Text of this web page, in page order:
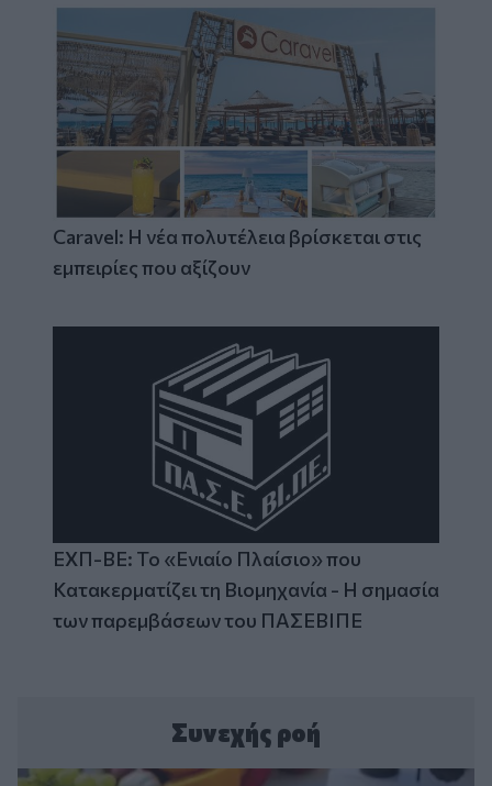
Caravel: Η νέα πολυτέλεια βρίσκεται στις
εμπειρίες που αξίζουν
ΕΧΠ-ΒΕ: Το «Ενιαίο Πλαίσιο» που
Κατακερματίζει τη Βιομηχανία - Η σημασία
των παρεμβάσεων του ΠΑΣΕΒΙΠΕ
Συνεχής ροή